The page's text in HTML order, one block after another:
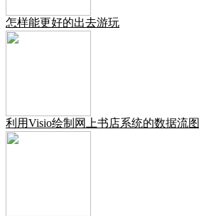
怎样能更好的出去游玩
利用Visio绘制网上书店系统的数据流图